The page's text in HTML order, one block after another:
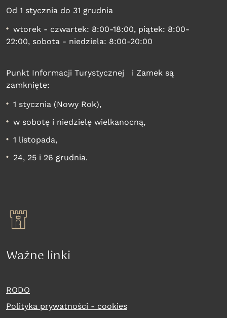
Od 1 stycznia do 31 grudnia
wtorek - czwartek: 8:00-18:00, piątek: 8:00-
22:00, sobota - niedziela: 8:00-20:00
Punkt Informacji Turystycznej i Zamek są
zamknięte:
1 stycznia (Nowy Rok),
w sobotę i niedzielę wielkanocną,
1 listopada,
24, 25 i 26 grudnia.
Ważne linki
RODO
Polityka prywatności - cookies